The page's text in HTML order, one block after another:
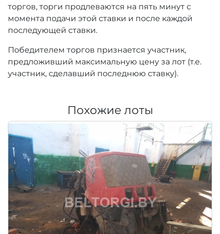
торгов, торги продлеваются на пять минут с
момента подачи этой ставки и после каждой
последующей ставки.
Победителем торгов признается участник,
предложивший максимальную цену за лот (т.е.
участник, сделавший последнюю ставку).
Похожие лоты